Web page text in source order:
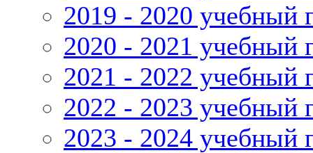
2019 - 2020 учебный
2020 - 2021 учебный
2021 - 2022 учебный
2022 - 2023 учебный
2023 - 2024 учебный